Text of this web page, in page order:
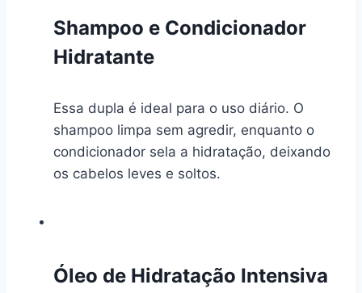
Shampoo e Condicionador
Hidratante
Essa dupla é ideal para o uso diário. O
shampoo limpa sem agredir, enquanto o
condicionador sela a hidratação, deixando
os cabelos leves e soltos.
Óleo de Hidratação Intensiva